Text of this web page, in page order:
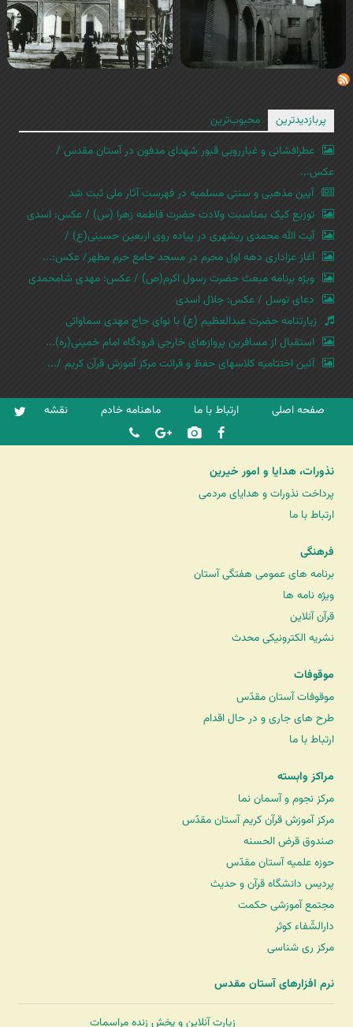
پربازدیدترین
محبوب‌ترین
عطرافشانی و غبارروبی قبور شهدای مدفون در آستان مقدس /
عکس...
آیین مذهبی و سنتی مسلمیه در فهرست آثار ملی ثبت شد
توزیع کیک بمناسبت ولادت حضرت فاطمه زهرا (س) / عکس: اسدی
آیت الله محمدی ریشهری در پیاده روی اربعین حسینی(ع) /
آغاز عزاداری دهه اول محرم در مسجد جامع حرم مطهر/ عکس:...
ویژه برنامه مبعث حضرت رسول اکرم(ص) / عکس: مهدی شامحمدی
دعای توسل / عکس: جلال اسدی
زیارتنامه حضرت عبدالعظیم (ع) با نوای حاج مهدی سماواتی
استقبال از مسافرین پروازهای خارجی فرودگاه امام خمینی(ره)...
آئین اختتامیه کلاسهای حفظ و قرائت مرکز آموزش قرآن کریم /...
صفحه اصلی ارتباط با ما ماهنامه خادم نقشه
نذورات، هدایا و امور خیرین
پرداخت نذورات و هدایای مردمی
ارتباط با ما
فرهنگی
برنامه های عمومی هفتگی آستان
ویژه نامه ها
قرآن آنلاین
نشریه الکترونیکی محدث
موقوفات
موقوفات آستان مقدّس
طرح های جاری و در حال اقدام
ارتباط با ما
مراکز وابسته
مرکز نجوم و آسمان نما
مرکز آموزش قرآن کریم آستان مقدّس
صندوق قرض الحسنه
حوزه علمیه آستان مقدّس
پردیس دانشگاه قرآن و حدیث
مجتمع آموزشی حکمت
دارالشّفاء کوثر
مرکز ری شناسی
نرم افزارهای آستان مقدس
زیارت آنلاین و پخش زنده مراسمات